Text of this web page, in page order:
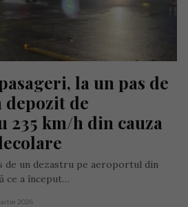
la un pas de
depozit de
235 km/h din cauza
de un dezastru pe aeroportul din
ce a început…
2026